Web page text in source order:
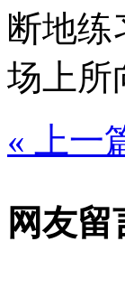
断地
场上所
« 上一
网友